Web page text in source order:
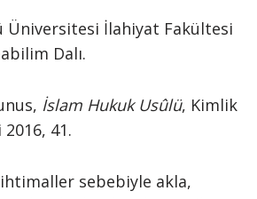
Üniversitesi İlahiyat Fakültesi
Dalı.
İslam Hukuk Usûlü, Kimlik
2016, 41.
sebebiyle akla,